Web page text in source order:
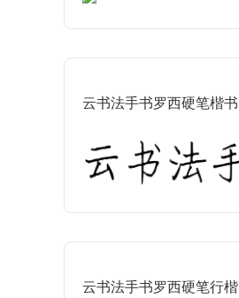
云书法手书罗西硬笔楷书
云书法手书罗西硬笔行楷